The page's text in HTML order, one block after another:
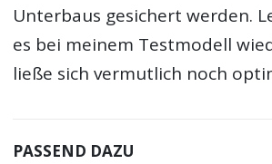
Unterbaus gesichert werden.
es bei meinem Testmodell
ließe sich vermutlich noch
PASSEND DAZU